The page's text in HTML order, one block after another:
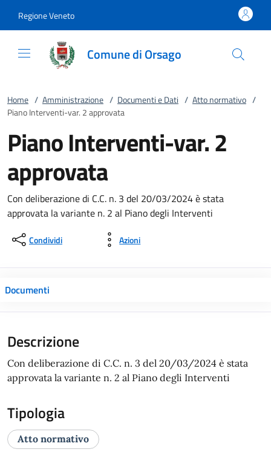
Regione Veneto
Comune di Orsago
Home / Amministrazione / Documenti e Dati / Atto normativo /
Piano Interventi-var. 2 approvata
Piano Interventi-var. 2
approvata
Con deliberazione di C.C. n. 3 del 20/03/2024 è stata
approvata la variante n. 2 al Piano degli Interventi
Condividi Azioni
Documenti
Descrizione
Con deliberazione di C.C. n. 3 del 20/03/2024 è stata
approvata la variante n. 2 al Piano degli Interventi
Tipologia
Atto normativo